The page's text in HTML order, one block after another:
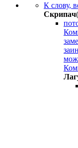
К слову,
Cкpипaч